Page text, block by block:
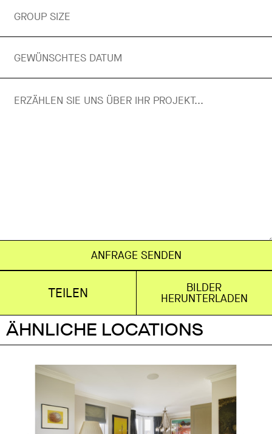
ANFRAGE SENDEN
TEILEN BILDER
HERUNTERLADEN
ÄHNLICHE LOCATIONS